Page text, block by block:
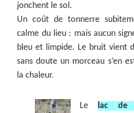
jonchent le sol.
Un coût de tonnerre
calme du lieu : mais aucun
bleu et limpide. Le bruit vient
sans doute un morceau s’en
la chaleur.
Le lac de